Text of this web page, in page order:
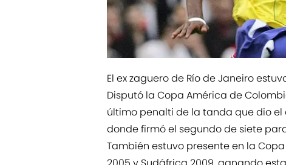
El ex zaguero de Río de Janeiro
Disputó la Copa América de
último penalti de la tanda que dio el
donde firmó el segundo de siete
También estuvo presente en la